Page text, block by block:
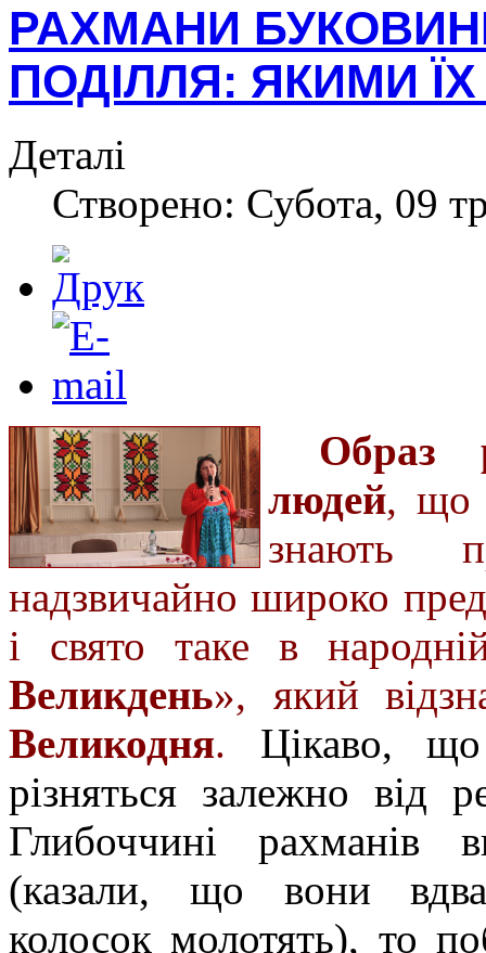
РАХМАНИ
ПОДІЛЛЯ: ЯКИМИ
Деталі
Створено: Субота, 09
Образ
людей, що
знають
надзвичайно широко
і свято таке в
Великдень», який
Великодня. Цікаво,
різняться залежно від
Глибоччині рахманів
(казали, що вони
колосок молотять), то